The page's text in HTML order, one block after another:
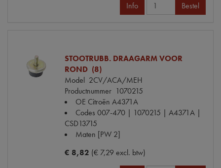
Info Bestel
STOOTRUBB. DRAAGARM VOOR
ROND (8)
Model 2CV/ACA/MEH
Productnummer 1070215
OE Citroën A4371A
Codes 007-470 | 1070215 | A4371A |
CSD13715
Maten [PW 2]
€ 8,82 (€ 7,29 excl. btw)